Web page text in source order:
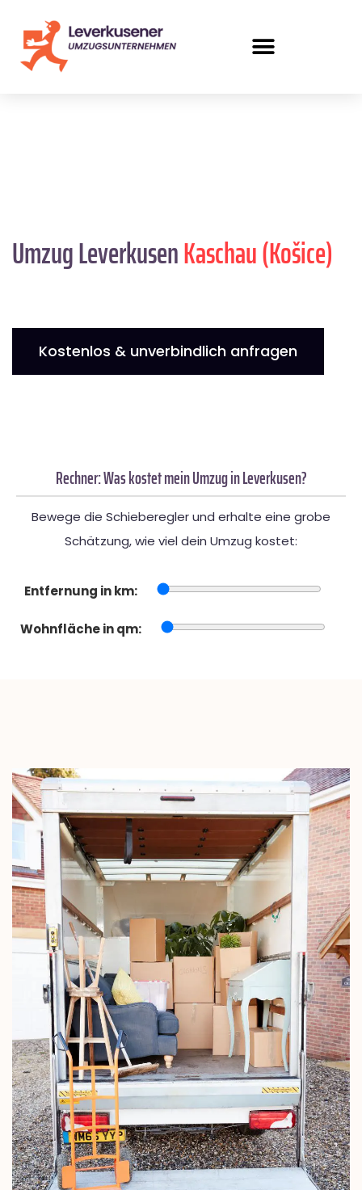
Umzug LeverkusenKaschau (Košice)
Kostenlos & unverbindlich anfragen
Rechner: Was kostet mein Umzug in Leverkusen?
Bewege die Schieberegler und erhalte eine grobe
Schätzung, wie viel dein Umzug kostet:
Entfernung in km:
Wohnfläche in qm: